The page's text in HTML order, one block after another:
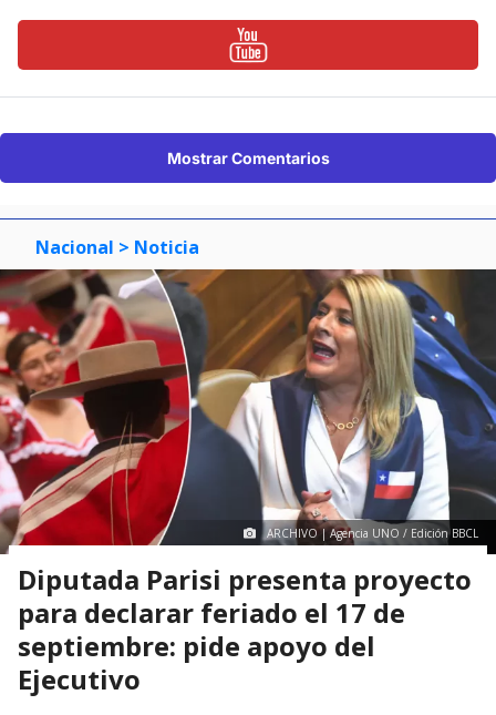
Mostrar Comentarios
Nacional > Noticia
ARCHIVO | Agencia UNO / Edición BBCL
Diputada Parisi presenta proyecto
para declarar feriado el 17 de
septiembre: pide apoyo del
Ejecutivo